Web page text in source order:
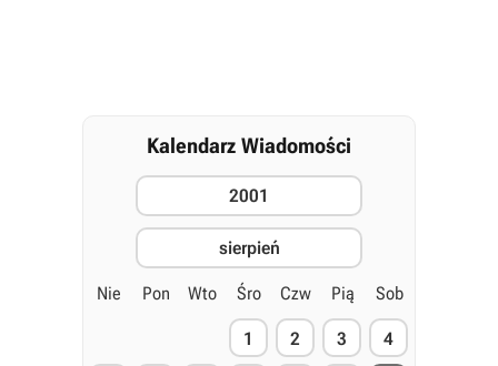
Kalendarz Wiadomości
2001
sierpień
Nie Pon Wto Śro Czw Pią Sob
1 2 3 4